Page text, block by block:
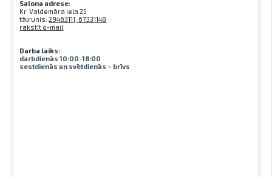
Salona adrese:
Kr. Valdemāra iela 25
tālrunis:29463111, 67331148
rakstīt e-mail
Darba laiks:
darbdienās 10:00-18:00
sestdienās un svētdienās – brīvs